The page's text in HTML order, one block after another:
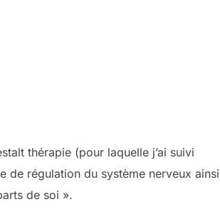
thérapie (pour laquelle j’ai suivi
de régulation du système nerveux ainsi
de soi ».